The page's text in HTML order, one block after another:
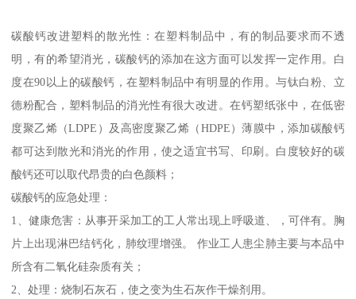
碳酸钙改进塑料的散光性：在塑料制品中，有的制品要求而不透
明，有的希望消光，碳酸钙的添加在这方面可以发挥一定作用。白
度在90以上的碳酸钙，在塑料制品中有明显的作用。与钛白粉、立
德粉配合，塑料制品的消光性有很大改进。在钙塑纸张中，在低密
度聚乙烯（LDPE）及高密度聚乙烯（HDPE）薄膜中，添加碳酸钙
都可达到散光和消光的作用，使之适宜书写、印刷。白度较好的碳
酸钙还可以取代昂贵的白色颜料；
碳酸钙的应急处理：
1、健康危害：从事开采加工的工人常出现上呼吸道、，可伴有。胸
片上出现淋巴结钙化，肺纹理增强。 作业工人患尘肺主要与本品中
所含有二氧化硅杂质有关；
2、处理：烧制石灰石，使之变为生石灰作干燥剂用。